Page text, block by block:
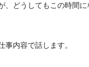
、どうしてもこの時間
事内容で話します。